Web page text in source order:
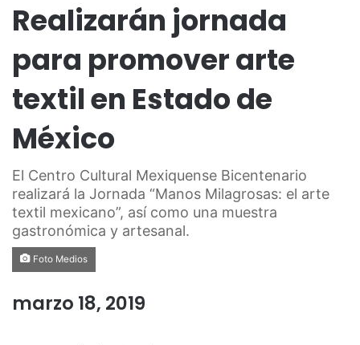
Realizarán jornada
para promover arte
textil en Estado de
México
El Centro Cultural Mexiquense Bicentenario
realizará la Jornada “Manos Milagrosas: el arte
textil mexicano”, así como una muestra
gastronómica y artesanal.
Foto Medios
marzo 18, 2019